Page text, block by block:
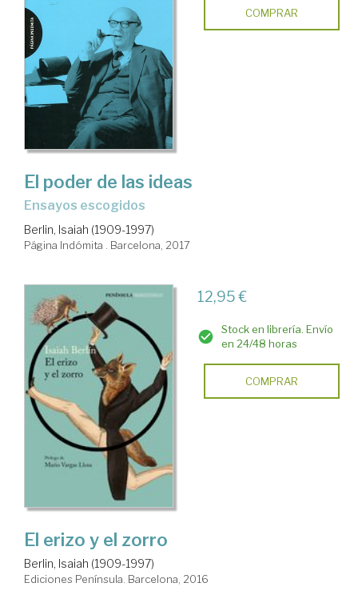
COMPRAR
El poder de las ideas
ensayos escogidos
Berlin, Isaiah (1909-1997)
Página Indómita . Barcelona, 2017
12,95 €
Stock en librería. Envío
en 24/48 horas
COMPRAR
El erizo y el zorro
Berlin, Isaiah (1909-1997)
Ediciones Península. Barcelona, 2016